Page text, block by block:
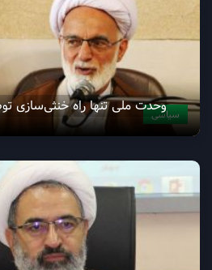
سیاسیوحدت ملی تنها راه